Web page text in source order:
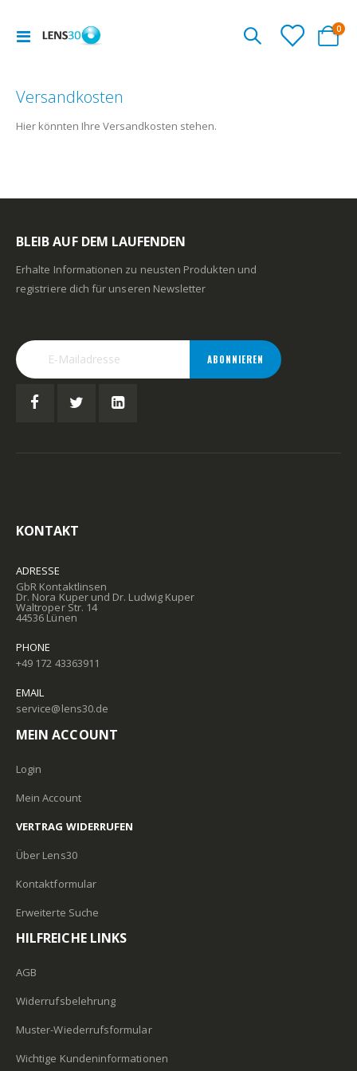
Navigation
Cart
0
Versandkosten
Hier könnten Ihre Versandkosten stehen.
BLEIB AUF DEM LAUFENDEN
Erhalte Informationen zu neusten Produkten und
registriere dich für unseren Newsletter
ABONNIEREN
KONTAKT
ADRESSE
GbR Kontaktlinsen
Dr. Nora Kuper und Dr. Ludwig Kuper
Waltroper Str. 14
44536 Lünen
PHONE
+49 172 43363911
EMAIL
service@lens30.de
MEIN ACCOUNT
Login
Mein Account
VERTRAG WIDERRUFEN
Über Lens30
Kontaktformular
Erweiterte Suche
HILFREICHE LINKS
AGB
Widerrufsbelehrung
Muster-Wiederrufsformular
Wichtige Kundeninformationen